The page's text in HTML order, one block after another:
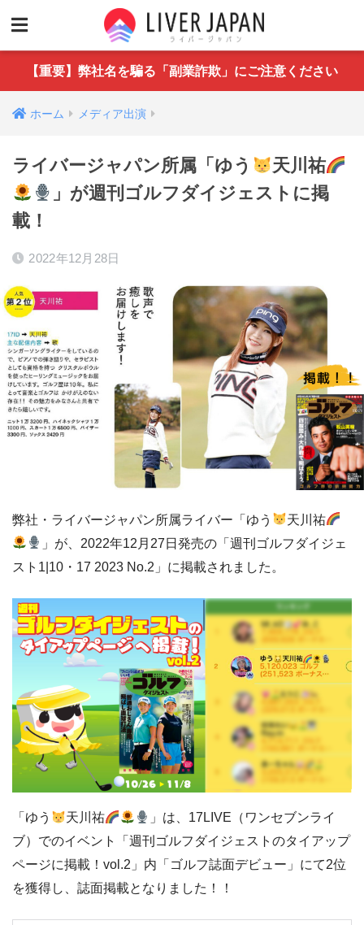
【重要】弊社名を騙る「副業詐欺」にご注意ください
ホーム メディア出演
ライバージャパン所属「ゆう
天川祐
」が週刊ゴルフダイジェストに掲
載！
2022年12月28日
弊社・ライバージャパン所属ライバー「ゆう
天川祐
」が、2022年12月27日発売の「週刊ゴルフダイジェ
スト1|10・17 2023 No.2」に掲載されました。
「ゆう 天川祐
」は、17LIVE（ワンセブンライ
ブ）でのイベント「週刊ゴルフダイジェストのタイアップ
ページに掲載！vol.2」内「ゴルフ誌面デビュー」にて2位
を獲得し、誌面掲載となりました！！